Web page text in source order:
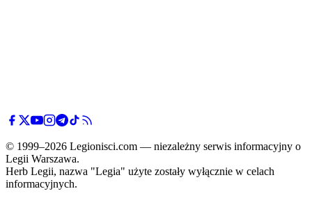
© 1999–2026 Legionisci.com — niezależny serwis informacyjny o
Legii Warszawa.
Herb Legii, nazwa "Legia" użyte zostały wyłącznie w celach
informacyjnych.